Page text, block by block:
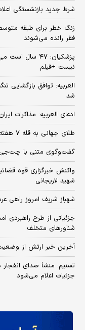
شرط جدید بازنشستگی
زنگ خطر برای طبقه
فقر رانده می‌شوند
پزشکیان: ۴۷
نیست +فیلم
شد
ادعای العربیه: مذاکرات
طلای جهانی به قله ۷ هفته‌ای رسید/ دلار عقب نشست، فلز زرد صعود کرد
گفت‌وگوی متنی با
واکنش خبرگزاری قوه
شهید لاریجانی
شهباز شریف امروز راهی
شناورهای متخلف
آخرین خبر ارتش از وضعیت ۳ خلبان عملیات
تسنیم: منشأ صدای
جزئیات اعلام می‌شود